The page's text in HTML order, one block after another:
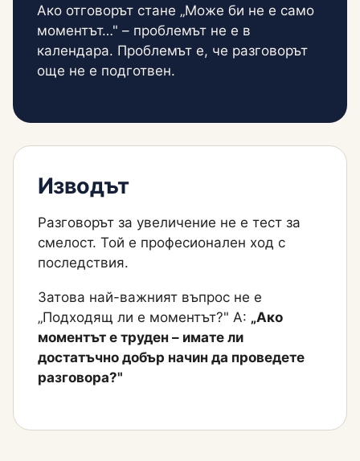
Ако отговорът стане „Може би не е само
моментът…" – проблемът не е в
календара. Проблемът е, че разговорът
още не е подготвен.
Изводът
Разговорът за увеличение не е тест за
смелост. Той е професионален ход с
последствия.
Затова най-важният въпрос не е
„Подходящ ли е моментът?" А: „Ако
моментът е труден – имате ли
достатъчно добър начин да проведете
разговора?"